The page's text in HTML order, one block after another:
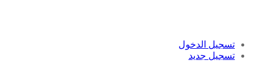
تسجيل الدخول
تسجيل جديد